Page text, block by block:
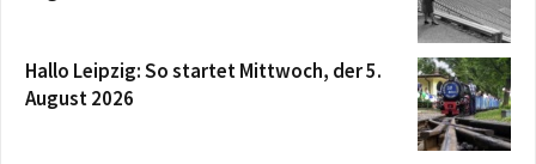
Hallo Leipzig: So startet Mittwoch, der 5.
August 2026